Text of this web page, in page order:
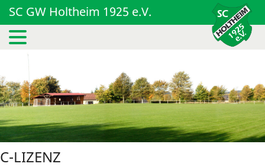
SC GW Holtheim 1925 e.V.
C-LIZENZ